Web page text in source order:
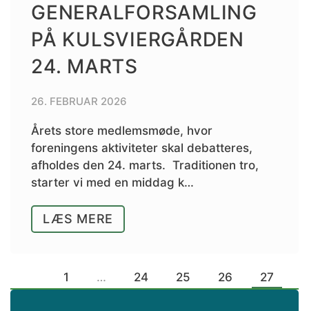
GENERALFORSAMLING
PÅ KULSVIERGÅRDEN
24. MARTS
26. FEBRUAR 2026
Årets store medlemsmøde, hvor
foreningens aktiviteter skal debatteres,
afholdes den 24. marts. Traditionen tro,
starter vi med en middag k…
LÆS MERE
1 … 24 25 26 27